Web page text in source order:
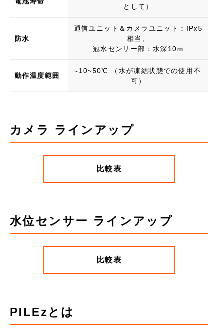
として）
防水
通信ユニット＆カメラユニット：IPx5
相当、
冠水センサー部：水深10m
動作温度範囲
-10~50℃ （水が凍結状態での使用不
可）
カメラ ラインアップ
比較表
水位センサー ラインアップ
比較表
PILEzとは